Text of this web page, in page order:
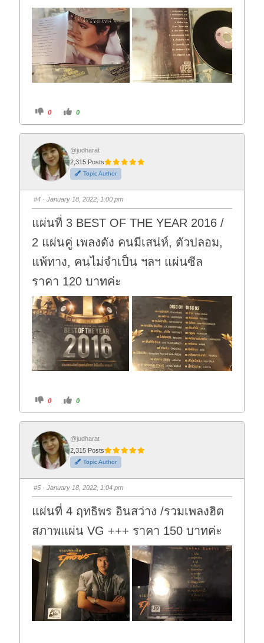
C
i
k
f
o
r
t
h
u
m
d
o
n
.
0
C
i
k
o
r
t
h
u
m
u
p
0
@judharat
2,315 Posts
Topic Author
#4 · January 18, 2022, 1:00 pm
แผ่นที่ 3 BEST OF THE YEAR 2016 /
2 แผ่นคู่ เพลงดัง คนมีเสน่ห์, ตัวปลอม,
แพ้ทาง, คนไม่จำเป็น ฯลฯ แผ่นซีล
ราคา 120 บาทค่ะ
C
i
f
o
r
t
h
u
m
d
o
n
.
0
C
i
o
r
t
h
u
m
u
p
0
@judharat
2,315 Posts
Topic Author
#5 · January 18, 2022, 1:04 pm
แผ่นที่ 4 ฤทธิพร อินสว่าง /รวมเพลงฮิต
สภาพแผ่น VG +++ ราคา 150 บาทค่ะ